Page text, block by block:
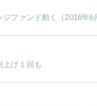
ファンド動く（2016年6
上げ１回も